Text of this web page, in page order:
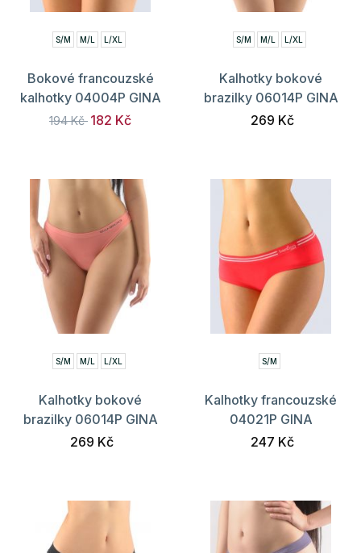
S/M M/L L/XL
Bokové francouzské
kalhotky 04004P GINA
194 Kč 182 Kč
S/M M/L L/XL
Kalhotky bokové
brazilky 06014P GINA
269 Kč
S/M M/L L/XL
Kalhotky bokové
brazilky 06014P GINA
269 Kč
S/M
Kalhotky francouzské
04021P GINA
247 Kč